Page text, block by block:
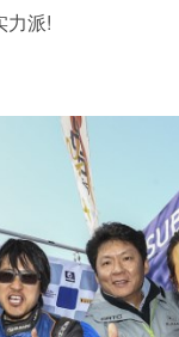
力派!